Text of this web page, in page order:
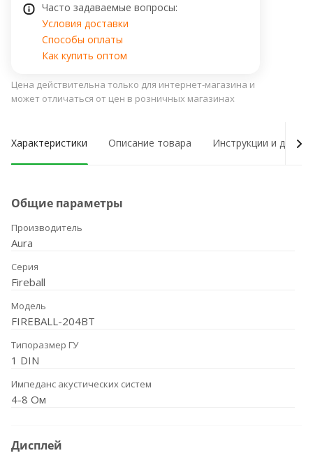
Часто задаваемые вопросы:
Условия доставки
Способы оплаты
Как купить оптом
Цена действительна только для интернет-магазина и
может отличаться от цен в розничных магазинах
Характеристики Описание товара Инструкции и
Общие параметры
Производитель
Aura
Серия
Fireball
Модель
FIREBALL-204BT
Типоразмер ГУ
1 DIN
Импеданс акустических систем
4-8 Ом
Дисплей